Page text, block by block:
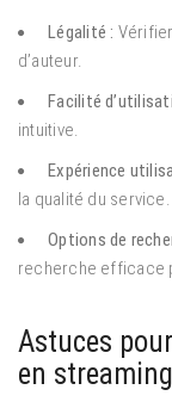
Légalité :
d’auteur.
Facilité
intuitive.
Expérience
la qualité du service.
Options de
recherche efficace
Astuces
en